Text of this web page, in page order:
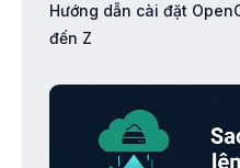
Hướng dẫn cài đặt
đến Z